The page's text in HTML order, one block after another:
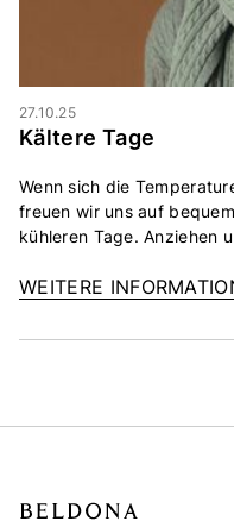
27.10.25
Kältere Tage
Wenn sich die
freuen wir uns auf
kühleren Tage. Anziehen
WEITERE